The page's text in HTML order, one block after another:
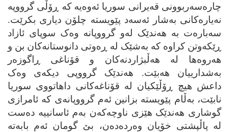
چاره‌سه‌ربوونی قه‌یرانی سوریا ئه‌وه‌یه‌ که‌ ڕۆڵی گرووپه‌
نه‌یاره‌کانی به‌شار ئه‌سه‌د پێویسته‌ چلۆن دیاری بکرێت.
سه‌باره‌ت به‌ هه‌ندێک له‌و گرووپانه‌ وه‌ک سوپای ئازاد
ڕێکه‌وتن کراوه‌ که‌ به‌شێک له‌ ڕه‌وتی دانوستانه‌کان بن و
هه‌روه‌ها له‌ هه‌ڵبژاردنه‌کان و قۆناغی ڕاگوزه‌ر
به‌شدارییان هه‌بێت. هه‌ندێک گرووپی دیکه‌ی وه‌ک
داعش هیچ ڕۆڵێکیان له‌ قۆناغه‌کانی داهاتووی سوریا
نابێت، به‌ڵام پێویسته‌ بزانین ئه‌م گرووپانه‌ی که‌ ئامرازی
گوشاری هه‌ندێک هێزی ناوچه‌که‌ن به‌م ئاسانییه‌ ده‌ست
له‌ پاڵپشتی خۆیان وه‌رده‌ده‌ن، بێ گومان ئه‌م بابه‌ته‌